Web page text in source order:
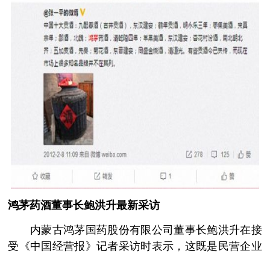
鸿茅药酒董事长鲍洪升最新采访
内蒙古鸿茅国药股份有限公司董事长鲍洪升在接
受《中国经营报》记者采访时表示，这既是民营企业